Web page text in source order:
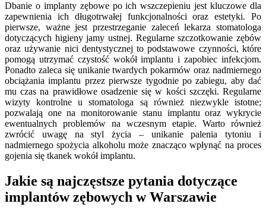
Dbanie o implanty zębowe po ich wszczepieniu jest kluczowe dla
zapewnienia ich długotrwałej funkcjonalności oraz estetyki. Po
pierwsze, ważne jest przestrzeganie zaleceń lekarza stomatologa
dotyczących higieny jamy ustnej. Regularne szczotkowanie zębów
oraz używanie nici dentystycznej to podstawowe czynności, które
pomogą utrzymać czystość wokół implantu i zapobiec infekcjom.
Ponadto zaleca się unikanie twardych pokarmów oraz nadmiernego
obciążania implantu przez pierwsze tygodnie po zabiegu, aby dać
mu czas na prawidłowe osadzenie się w kości szczęki. Regularne
wizyty kontrolne u stomatologa są również niezwykle istotne;
pozwalają one na monitorowanie stanu implantu oraz wykrycie
ewentualnych problemów na wczesnym etapie. Warto również
zwrócić uwagę na styl życia – unikanie palenia tytoniu i
nadmiernego spożycia alkoholu może znacząco wpłynąć na proces
gojenia się tkanek wokół implantu.
Jakie są najczęstsze pytania dotyczące
implantów zębowych w Warszawie